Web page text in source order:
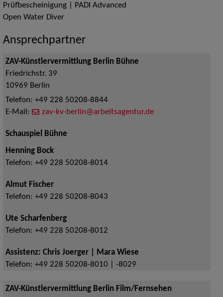
Prüfbescheinigung | PADI Advanced
Open Water Diver
Ansprechpartner
ZAV-Künstlervermittlung Berlin Bühne
Friedrichstr. 39
10969 Berlin
Telefon: +49 228 50208-8844
E-Mail:
zav-kv-berlin@arbeitsagentur.de
Schauspiel Bühne
Henning Bock
Telefon: +49 228 50208-8014
Almut Fischer
Telefon: +49 228 50208-8043
Ute Scharfenberg
Telefon: +49 228 50208-8012
Assistenz: Chris Joerger | Mara Wiese
Telefon: +49 228 50208-8010 | -8029
ZAV-Künstlervermittlung Berlin Film/Fernsehen